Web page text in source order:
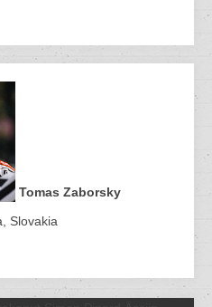
Tomas Zaborsky
Slovakia